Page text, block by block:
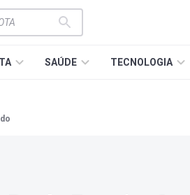
SAÚDE TECNOLOGIA